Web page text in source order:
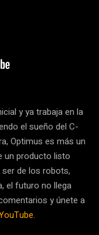
y ya trabaja en la
el sueño del C-
Optimus es más un
un producto listo
de los robots,
el futuro no llega
y únete a
.